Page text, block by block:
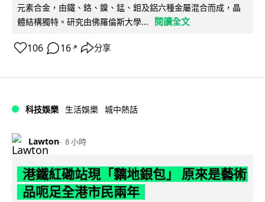
元素合金，由鐵、鉻、鎳、錳、鉬及鋁六種金屬混合而成，晶
體結構獨特。研究由佛羅倫斯大學...
閱讀全文
106 16 ↗ 分享
科技娛樂 生活娛樂 城中熱話
Lawton 8 小時
港鐵紅磡站現「黐地銀包」 原來是藝術
品呃足全港市民兩年